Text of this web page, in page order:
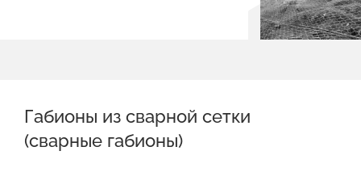
Габионы из сварной сетки
(сварные габионы)